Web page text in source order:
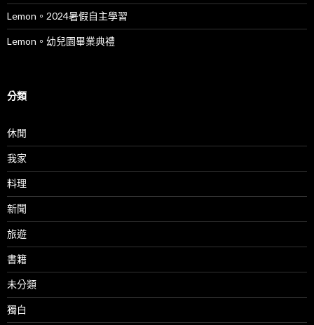
Lemon。2024暑假自主學習
Lemon。幼兒園畢業典禮
分類
休閒
我家
料理
新聞
旅遊
書籍
未分類
獨白